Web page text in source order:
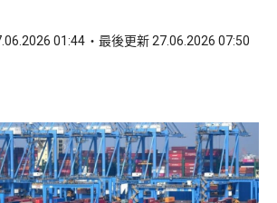
01:44 最後更新 27.06.2026 07:50